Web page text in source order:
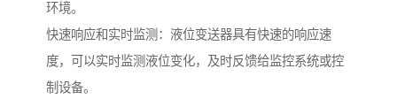
环境。
快速响应和实时监测：液位变送器具有快速的响应速
度，可以实时监测液位变化，及时反馈给监控系统或控
制设备。